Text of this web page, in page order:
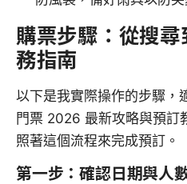
購票步驟：從搜
務指南
以下是我實際操作的步驟，
門票 2026 最新攻略與預訂
照著這個流程來完成預訂。
第一步：確認日期與人